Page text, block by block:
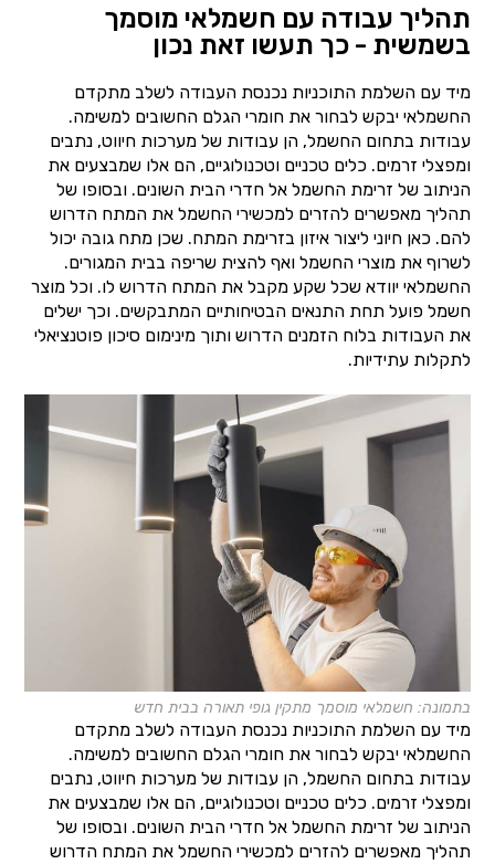
תהליך עבודה עם חשמלאי מוסמך
בשמשית - כך תעשו זאת נכון
מיד עם השלמת התוכניות נכנסת העבודה לשלב מתקדם
החשמלאי יבקש לבחור את חומרי הגלם החשובים למשימה.
עבודות בתחום החשמל, הן עבודות של מערכות חיווט, נתבים
ומפצלי זרמים. כלים טכניים וטכנולוגיים, הם אלו שמבצעים את
הניתוב של זרימת החשמל אל חדרי הבית השונים. ובסופו של
תהליך מאפשרים להזרים למכשירי החשמל את המתח הדרוש
להם. כאן חיוני ליצור איזון בזרימת המתח. שכן מתח גובה יכול
לשרוף את מוצרי החשמל ואף להצית שריפה בבית המגורים.
החשמלאי יוודא שכל שקע מקבל את המתח הדרוש לו. וכל מוצר
חשמל פועל תחת התנאים הבטיחותיים המתבקשים. וכך ישלים
את העבודות בלוח הזמנים הדרוש ותוך מינימום סיכון פוטנציאלי
לתקלות עתידיות.
בתמונה: חשמלאי מוסמך מתקין גופי תאורה בבית חדש
מיד עם השלמת התוכניות נכנסת העבודה לשלב מתקדם
החשמלאי יבקש לבחור את חומרי הגלם החשובים למשימה.
עבודות בתחום החשמל, הן עבודות של מערכות חיווט, נתבים
ומפצלי זרמים. כלים טכניים וטכנולוגיים, הם אלו שמבצעים את
הניתוב של זרימת החשמל אל חדרי הבית השונים. ובסופו של
תהליך מאפשרים להזרים למכשירי החשמל את המתח הדרוש